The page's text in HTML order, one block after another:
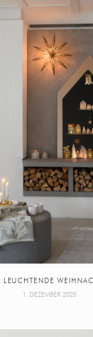
1. DEZEMBER 2025